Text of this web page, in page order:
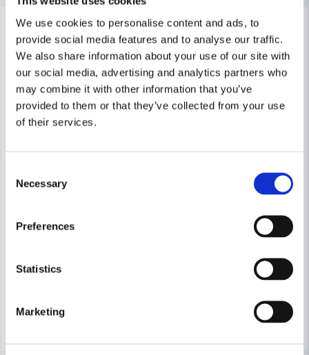
We use cookies to personalise content and ads, to
provide social media features and to analyse our traffic.
We also share information about your use of our site with
our social media, advertising and analytics partners who
may combine it with other information that you’ve
provided to them or that they’ve collected from your use
of their services.
Selection
Necessary
Preferences
Statistics
Marketing
Ja, ni får publicera min fråga
3M Peltor Mikrofonkit MT53N-14/1
1 677 kr
1 020 kr
-39%
Peltor P3EG-F Hjälmfäste –
-23%